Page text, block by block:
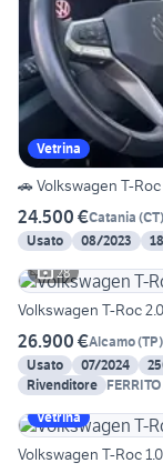
Vetrina
🚗 Volkswagen T-
24.500 €Catania (CT)
Usato
08/2023
28
Volkswagen T-Roc
26.900 €Alcamo(TP)
Usato
07/2024
Rivenditore
Vetrina
Volkswagen T-Roc